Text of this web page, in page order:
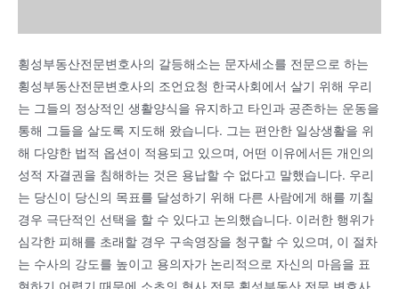
횡성부동산전문변호사의 갈등해소는 문자세소를 전문으로 하는
횡성부동산전문변호사의 조언요청 한국사회에서 살기 위해 우리
는 그들의 정상적인 생활양식을 유지하고 타인과 공존하는 운동을
통해 그들을 살도록 지도해 왔습니다. 그는 편안한 일상생활을 위
해 다양한 법적 옵션이 적용되고 있으며, 어떤 이유에서든 개인의
성적 자결권을 침해하는 것은 용납할 수 없다고 말했습니다. 우리
는 당신이 당신의 목표를 달성하기 위해 다른 사람에게 해를 끼칠
경우 극단적인 선택을 할 수 있다고 논의했습니다. 이러한 행위가
심각한 피해를 초래할 경우 구속영장을 청구할 수 있으며, 이 절차
는 수사의 강도를 높이고 용의자가 논리적으로 자신의 마음을 표
현하기 어렵기 때문에 소초의 형사 전문 횡성부동산 전문 변호사